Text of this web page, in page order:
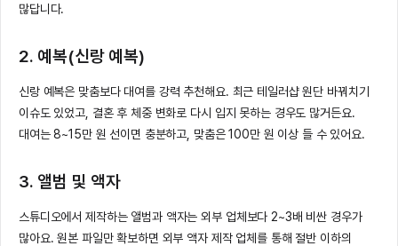
많답니다.
2. 예복(신랑 예복)
신랑 예복은 맞춤보다 대여를 강력 추천해요. 최근 테일러샵 원단 바꿔치기
이슈도 있었고, 결혼 후 체중 변화로 다시 입지 못하는 경우도 많거든요.
대여는 8~15만 원 선이면 충분하고, 맞춤은 100만 원 이상 들 수 있어요.
3. 앨범 및 액자
스튜디오에서 제작하는 앨범과 액자는 외부 업체보다 2~3배 비싼 경우가
많아요. 원본 파일만 확보하면 외부 액자 제작 업체를 통해 절반 이하의